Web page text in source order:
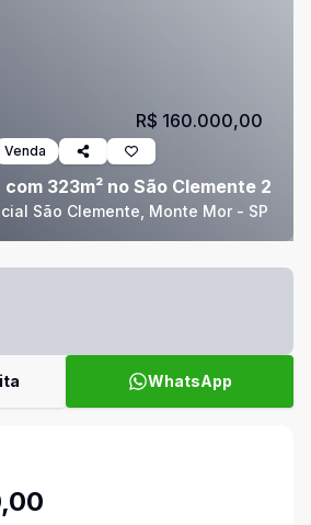
Venda
323m² no São Clemente 2
São Clemente, Monte Mor - SP
R$ 160.000,00
WhatsApp